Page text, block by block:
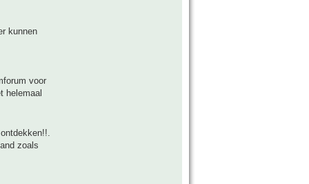
kunnen
voor
helemaal
zoals